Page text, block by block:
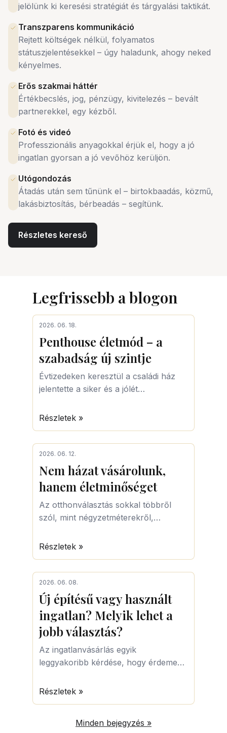
jelölünk ki keresési stratégiát és tárgyalási taktikát.
Transzparens kommunikáció
Rejtett költségek nélkül, folyamatos
státuszjelentésekkel – úgy haladunk, ahogy neked
kényelmes.
Erős szakmai háttér
Értékbecslés, jog, pénzügy, kivitelezés – bevált
partnerekkel, egy kézből.
Fotó és videó
Professzionális anyagokkal érjük el, hogy a jó
ingatlan gyorsan a jó vevőhöz kerüljön.
Utógondozás
Átadás után sem tűnünk el – birtokbaadás, közmű,
lakásbiztosítás, bérbeadás – segítünk.
Részletes kereső
Legfrissebb a blogon
2026. 06. 18.
Penthouse életmód – a
szabadság új szintje
Évtizedeken keresztül a családi ház
jelentette a siker és a jólét
minél több négyzetméter. Az elmúlt
Részletek »
2026. 06. 12.
Nem házat vásárolunk,
hanem életminőséget
Az otthonválasztás sokkal többről
szól, mint négyzetméterekről,
ingatlan hosszú évekre meghatározza
nemcsak lakóhelyet, hanem valódi
életminőséget is kínál.
Részletek »
2026. 06. 08.
Új építésű vagy használt
ingatlan? Melyik lehet a
jobb választás?
Az ingatlanvásárlás egyik
leggyakoribb kérdése, hogy érdemes-
inkább egy használt lakás vagy családi
Részletek »
Minden bejegyzés »